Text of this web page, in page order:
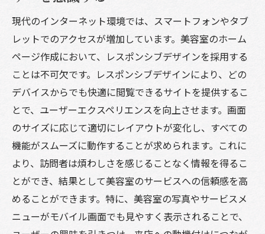
ビジュアルストーリーテリングで美容室の
魅力を伝える
予約システムとカレンダーの統合で利便性
を向上
チャットサポートで即時対応を可能にする
顧客の声を反映した機能のカスタマイズ
地域特化型の情報発信で顧客を引き寄せる
オンラインでの第一印象を制する美容室ホーム
ページの作り方
ポートフォリオギャラリーが伝える美容室
の実力
直感的なデザインで第一印象を決める
現代のインターネット環境では、スマートフォンやタブ
レットでのアクセスが増加しています。美容室のホーム
ページ作成において、レスポンシブデザインを採用する
ことは不可欠です。レスポンシブデザインにより、どの
デバイスからでも快適に閲覧できるサイトを提供するこ
とで、ユーザーエクスペリエンスを向上させます。画面
のサイズに応じて適切にレイアウトが変化し、すべての
機能がスムーズに動作することが求められます。これに
より、訪問者は煩わしさを感じることなく情報を得るこ
とができ、結果として美容室のサービスへの信頼感を高
めることができます。特に、美容室の写真やサービスメ
ニューがモバイル画面でも見やすく表示されることで、